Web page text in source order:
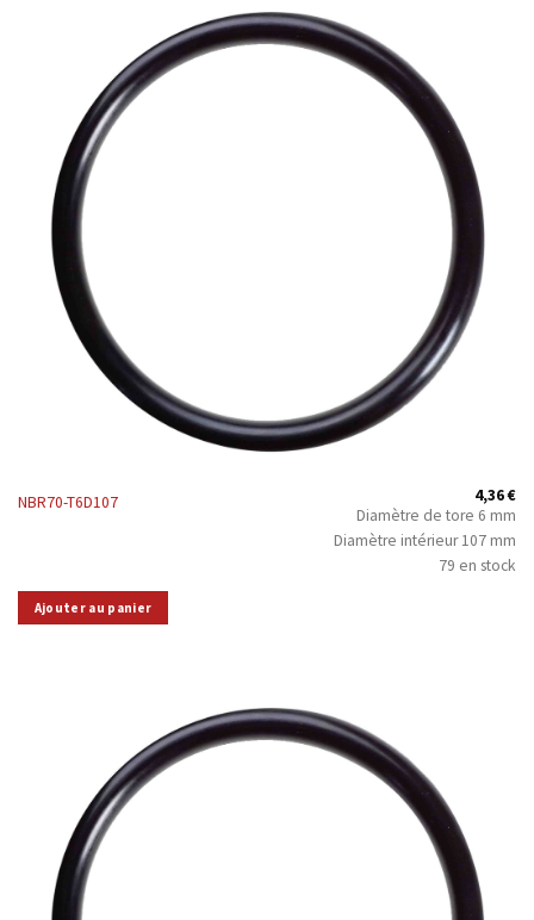
NBR70-T6D107 4,36€
Diamètre de tore 6 mm
Diamètre intérieur 107 mm
79 en stock
Ajouter au panier